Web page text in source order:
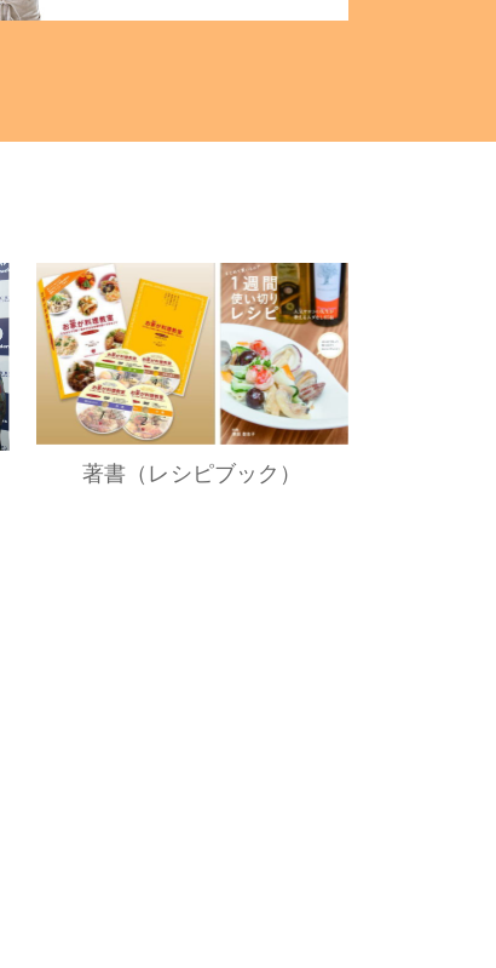
著書（レシピブック）